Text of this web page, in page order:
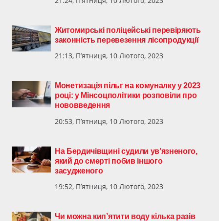
Житомирські поліцейські перевіряють
законність перевезення лісопродукції
21:13, П’ятниця, 10 Лютого, 2023
Монетизація пільг на комуналку у 2023
році: у Мінсоцполітики розповіли про
нововведення
20:53, П’ятниця, 10 Лютого, 2023
На Бердичівщині судили ув’язненого,
який до смерті побив іншого
засудженого
19:52, П’ятниця, 10 Лютого, 2023
Чи можна кип’ятити воду кілька разів